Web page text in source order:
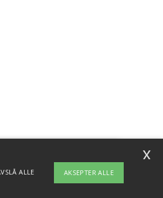
ALLE AKSEPTER ALLE
x
du kontakte oss når som helst.